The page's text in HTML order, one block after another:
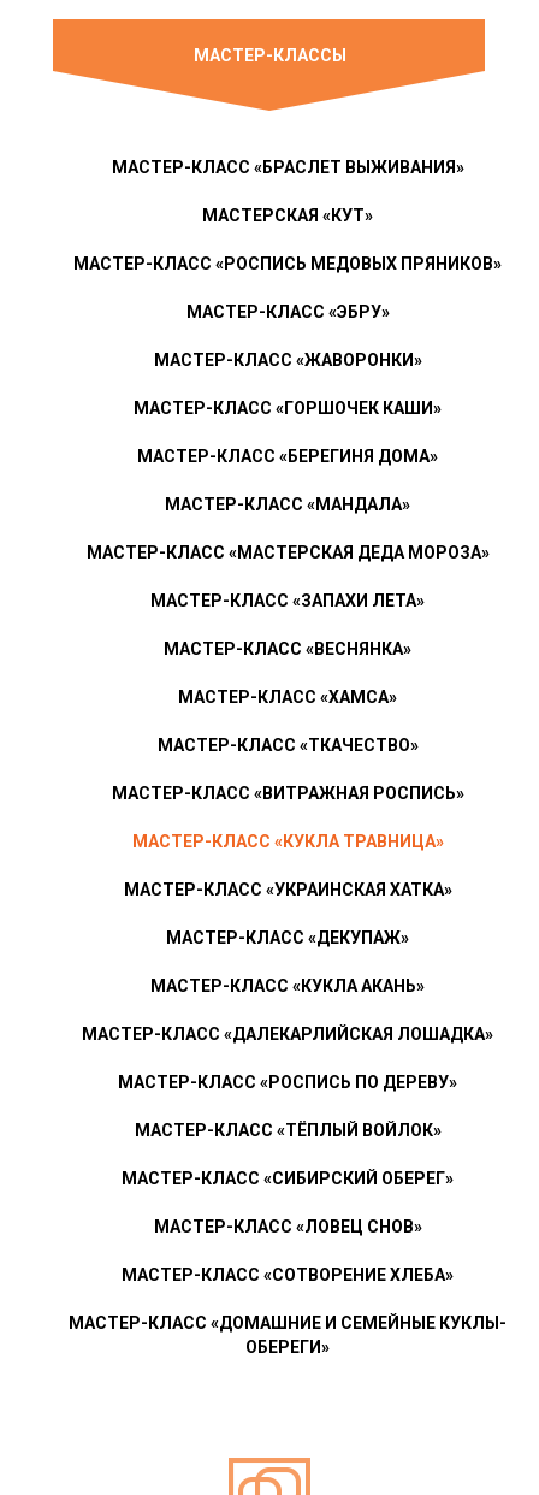
МАСТЕР-КЛАССЫ
МАСТЕР-КЛАСС «БРАСЛЕТ ВЫЖИВАНИЯ»
МАСТЕРСКАЯ «КУТ»
МАСТЕР-КЛАСС «РОСПИСЬ МЕДОВЫХ ПРЯНИКОВ»
МАСТЕР-КЛАСС «ЭБРУ»
МАСТЕР-КЛАСС «ЖАВОРОНКИ»
МАСТЕР-КЛАСС «ГОРШОЧЕК КАШИ»
МАСТЕР-КЛАСС «БЕРЕГИНЯ ДОМА»
МАСТЕР-КЛАСС «МАНДАЛА»
МАСТЕР-КЛАСС «МАСТЕРСКАЯ ДЕДА МОРОЗА»
МАСТЕР-КЛАСС «ЗАПАХИ ЛЕТА»
МАСТЕР-КЛАСС «ВЕСНЯНКА»
МАСТЕР-КЛАСС «ХАМСА»
МАСТЕР-КЛАСС «ТКАЧЕСТВО»
МАСТЕР-КЛАСС «ВИТРАЖНАЯ РОСПИСЬ»
МАСТЕР-КЛАСС «КУКЛА ТРАВНИЦА»
МАСТЕР-КЛАСС «УКРАИНСКАЯ ХАТКА»
МАСТЕР-КЛАСС «ДЕКУПАЖ»
МАСТЕР-КЛАСС «КУКЛА АКАНЬ»
МАСТЕР-КЛАСС «ДАЛЕКАРЛИЙСКАЯ ЛОШАДКА»
МАСТЕР-КЛАСС «РОСПИСЬ ПО ДЕРЕВУ»
МАСТЕР-КЛАСС «ТЁПЛЫЙ ВОЙЛОК»
МАСТЕР-КЛАСС «СИБИРСКИЙ ОБЕРЕГ»
МАСТЕР-КЛАСС «ЛОВЕЦ СНОВ»
МАСТЕР-КЛАСС «СОТВОРЕНИЕ ХЛЕБА»
МАСТЕР-КЛАСС «ДОМАШНИЕ И СЕМЕЙНЫЕ КУКЛЫ-
ОБЕРЕГИ»